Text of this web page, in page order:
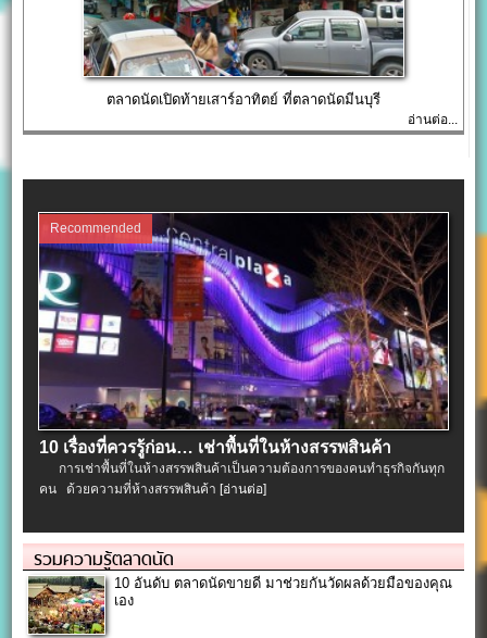
ตลาดนัดเปิดท้ายเสาร์อาทิตย์ ที่ตลาดนัดมีนบุรี
อ่านต่อ...
Recommended
10 เรื่องที่ควรรู้ก่อน… เช่าพื้นที่ในห้างสรรพสินค้า
การเช่าพื้นที่ในห้างสรรพสินค้าเป็นความต้องการของคนทำธุรกิจกันทุก
คน ด้วยความที่ห้างสรรพสินค้า[อ่านต่อ]
รวมความรู้ตลาดนัด
10 อันดับ ตลาดนัดขายดี มาช่วยกันวัดผลด้วยมือของคุณ
เอง